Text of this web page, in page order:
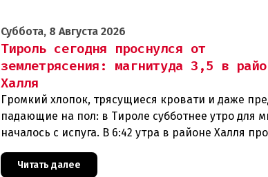
Суббота, 8 Августа 2026
Тироль сегодня проснулся от
землетрясения: магнитуда 3,5 в
Халля
Громкий хлопок, трясущиеся кровати и даже
падающие на пол: в Тироле субботнее утро для
началось с испуга. В 6:42 утра в районе Халля
землетрясение.Данные сейсмологовПо данны
Читать далее